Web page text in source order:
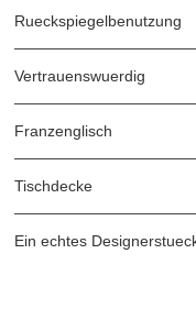
Rueckspiegelbenutzung
Vertrauenswuerdig
Franzenglisch
Tischdecke
Ein echtes